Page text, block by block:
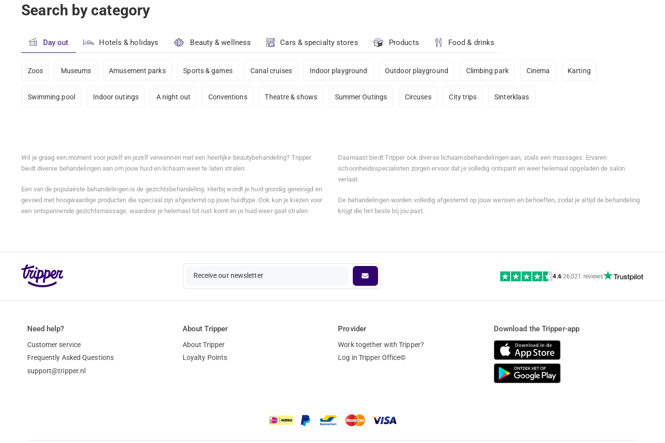
Search by category
Day out Hotels & holidays Beauty & wellness Cars & specialty stores Products Food & drinks
Zoos Museums Amusement parks Sports & games Canal cruises Indoor playground Outdoor playground Climbing park Cinema Karting
Swimming pool Indoor outings A night out Conventions Theatre & shows Summer Outings Circuses City trips Sinterklaas
Wil je graag een moment voor jezelf en jezelf verwennen met een heerlijke beautybehandeling? Tripper
biedt diverse behandelingen aan om jouw huid en lichaam weer te laten stralen.
Een van de populairste behandelingen is de gezichtsbehandeling. Hierbij wordt je huid grondig gereinigd en
gevoed met hoogwaardige producten die speciaal zijn afgestemd op jouw huidtype. Ook kun je kiezen voor
een ontspannende gezichtsmassage, waardoor je helemaal tot rust komt en je huid weer gaat stralen.
Daarnaast biedt Tripper ook diverse lichaamsbehandelingen aan, zoals een massages. Ervaren
schoonheidsspecialisten zorgen ervoor dat je volledig ontspant en weer helemaal opgeladen de salon
verlaat.
De behandelingen worden volledig afgestemd op jouw wensen en behoeften, zodat je altijd de behandeling
krijgt die het beste bij jou past.
Receive our newsletter 4.6|26,021 reviews
Need help?
Customer service
Frequently Asked Questions
support@tripper.nl
About Tripper
About Tripper
Loyalty Points
Provider
Work together with Tripper?
Log in Tripper Office©
Download the Tripper-app